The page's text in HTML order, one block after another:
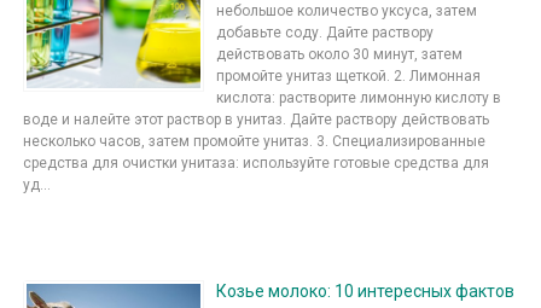
небольшое количество уксуса, затем
добавьте соду. Дайте раствору
действовать около 30 минут, затем
промойте унитаз щеткой. 2. Лимонная
кислота: растворите лимонную кислоту в
воде и налейте этот раствор в унитаз. Дайте раствору действовать
несколько часов, затем промойте унитаз. 3. Специализированные
средства для очистки унитаза: используйте готовые средства для
уд...
Козье молоко: 10 интересных фактов